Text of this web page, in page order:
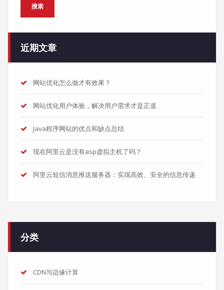
搜索
近期文章
网站优化怎么做才有效果？
网站优化用户体验，解决用户需求才是正道
Java程序网站的优点和缺点总结
现在阿里云是没有asp虚拟主机了吗？
阿里云短信消息推送服务器：实现高效、安全的信息传递
分类
CDN与边缘计算